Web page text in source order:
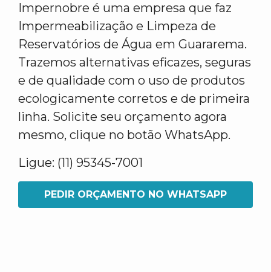
Impernobre é uma empresa que faz
Impermeabilização e Limpeza de
Reservatórios de Água em Guararema.
Trazemos alternativas eficazes, seguras
e de qualidade com o uso de produtos
ecologicamente corretos e de primeira
linha. Solicite seu orçamento agora
mesmo, clique no botão WhatsApp.
Ligue: (11) 95345-7001
PEDIR ORÇAMENTO NO WHATSAPP